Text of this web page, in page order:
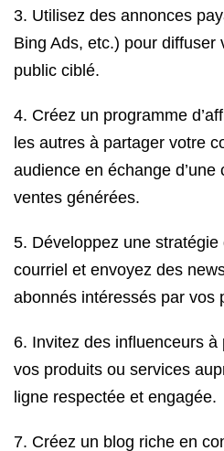
3. Utilisez des annonces
Bing Ads, etc.) pour diffuser
public ciblé.
4. Créez un programme
les autres à partager votre
audience en échange
ventes générées.
5. Développez une
courriel et envoyez des
abonnés intéressés par vos
6. Invitez des influenceurs
vos produits ou services
ligne respectée et engagée.
7. Créez un blog riche en